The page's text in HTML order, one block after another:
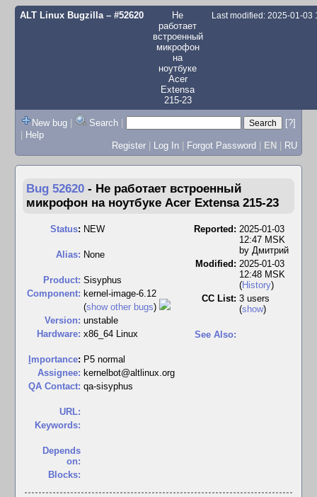
ALT Linux Bugzilla– #52620
Не
работает
встроенный
микрофон
на
ноутбуке
Acer
Extensa
215-23
Last modified: 2025-01-03
New bug | Search |
[?]
| Help
Register | Log In | Forgot Password | EN | RU
Bug 52620 - Не работает встроенный
микрофон на ноутбуке Acer Extensa 215-23
Status: NEW
Alias: None
Product: Sisyphus
Component: kernel-image-6.12
(show other bugs)
Version: unstable
Hardware: x86_64 Linux
mportance: P5 normal
Assignee: kernelbot@altlinux.org
QA Contact: qa-sisyphus
URL:
Keywords:
Depends
on:
Blocks:
Reported: 2025-01-03
12:47 MSK
by Дмитрий
Modified: 2025-01-03
12:48 MSK
(History)
CC List: 3 users
(show)
See Also: